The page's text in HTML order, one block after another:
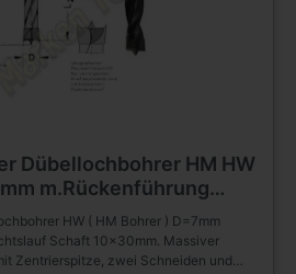
Dübellochbohrer HM HW
m.Rückenführung
HW ( HM Bohrer ) D=7mm
Schaft 10x30mm. Massiver
Zentrierspitze, zwei Schneiden und